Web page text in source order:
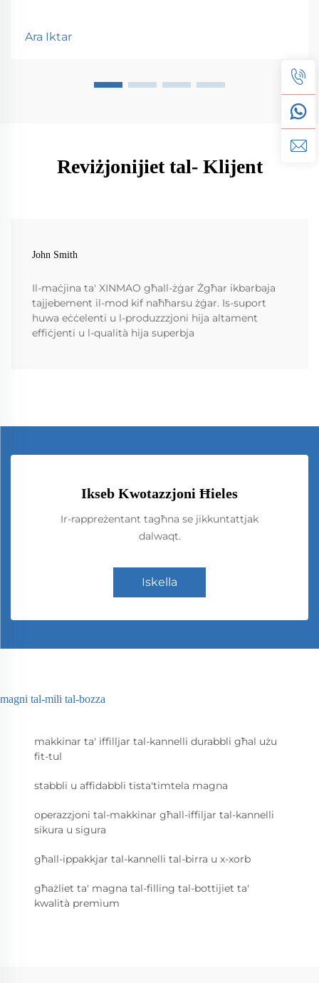
Ara Iktar
Reviżjonijiet tal- Klijent
John Smith
Il-maċjina ta' XINMAO għall-żġar Żgħar ikbarbaja
tajjebement il-mod kif naħħarsu żġar. Is-suport
huwa eċċelenti u l-produzzzjoni hija altament
effiċjenti u l-qualità hija superbja
Ikseb Kwotazzjoni Ħieles
Ir-rappreżentant tagħna se jikkuntattjak
dalwaqt.
Iskella
magni tal-mili tal-bozza
makkinar ta' iffilljar tal-kannelli durabbli għal użu
fit-tul
stabbli u affidabbli tista'timtela magna
operazzjoni tal-makkinar għall-iffiljar tal-kannelli
sikura u sigura
għall-ippakkjar tal-kannelli tal-birra u x-xorb
għażliet ta' magna tal-filling tal-bottijiet ta'
kwalità premium